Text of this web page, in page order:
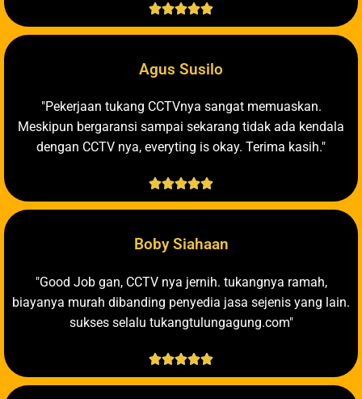

Agus Susilo
"Pekerjaan tukang CCTVnya sangat memuaskan.
Meskipun bergaransi sampai sekarang tidak ada kendala
dengan CCTV nya, everyting is okay. Terima kasih."

Boby Siahaan
"Good Job gan, CCTV nya jernih. tukangnya ramah,
biayanya murah dibanding penyedia jasa sejenis yang lain.
sukses selalu tukangtulungagung.com"
